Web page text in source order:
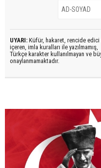
UYARI: Küfür, hakaret, rencide edici
içeren, imla kuralları ile yazılmamış,
Türkçe karakter kullanılmayan ve
onaylanmamaktadır.